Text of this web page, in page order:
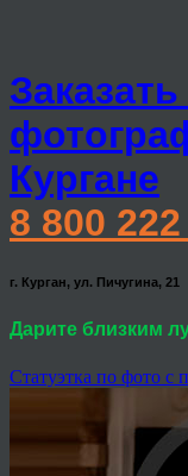
Кургане
8 800
г. Курган, ул. Пичугина, 21
Дарите близким
Статуэтка по фото с